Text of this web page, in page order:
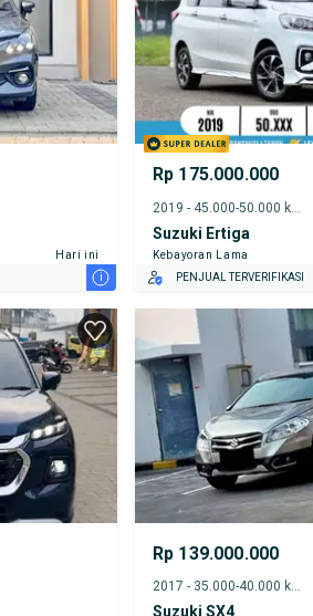
Hari ini
i
Rp 175.000.000
2019 - 45.000-50.000 km
Suzuki Ertiga
Kebayoran Lama
PENJUAL TERVERIFIKASI
Rp 139.000.000
2017 - 35.000-40.000 km
Suzuki SX4